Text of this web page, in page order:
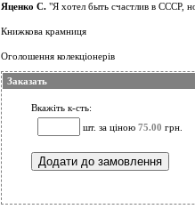
Яценко С. "Я хотел быть счастлив в СССР,
Книжкова крамниця
Оголошення колекціонерів
Заказать
Вкажіть к-сть:
шт. за ціною 75.00 грн.